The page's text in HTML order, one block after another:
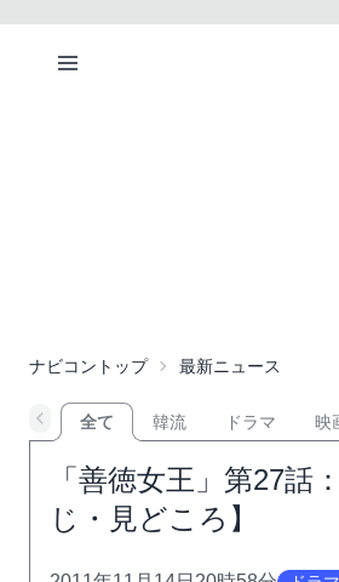
ナビコントップ 最新ニュース
全て 韓流 ドラマ 映
「善徳女王」第27
じ・見どころ】